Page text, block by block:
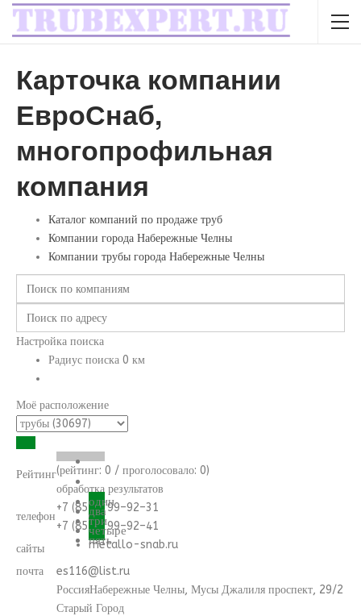
Карточка компании
ЕвроСнаб,
многопрофильная
компания
Каталог компаний по продаже труб
Компании города Набережные Челны
Компании трубы города Набережные Челны
Настройка поиска
Радиус поиска 0 км
Моё расположение
Рейтинг
один
два
три
четыре
пять
(рейтинг: 0 / проголосовало: 0)
обработка результатов
телефон
+7 (8552) 99–92–31
+7 (8552) 99–92–41
сайты
metallo-snab.ru
почта
es116@list.ru
РоссияНабережные Челны, Мусы Джалиля проспект, 29/2
Старый Город